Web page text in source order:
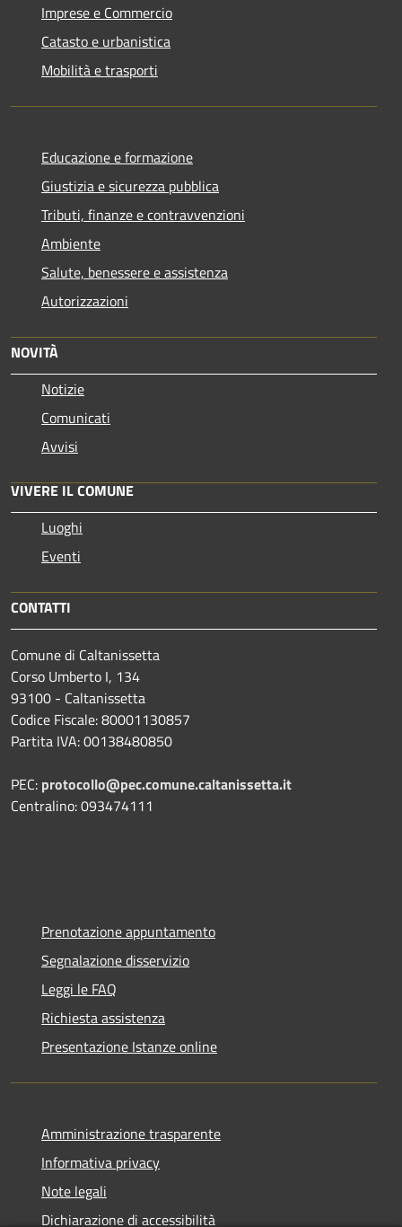
Imprese e Commercio
Catasto e urbanistica
Mobilità e trasporti
Educazione e formazione
Giustizia e sicurezza pubblica
Tributi, finanze e contravvenzioni
Ambiente
Salute, benessere e assistenza
Autorizzazioni
NOVITÀ
Notizie
Comunicati
Avvisi
VIVERE IL COMUNE
Luoghi
Eventi
CONTATTI
Comune di Caltanissetta
Corso Umberto I, 134
93100 - Caltanissetta
Codice Fiscale: 80001130857
Partita IVA: 00138480850
PEC: protocollo@pec.comune.caltanissetta.it
Centralino: 093474111
Prenotazione appuntamento
Segnalazione disservizio
Leggi le FAQ
Richiesta assistenza
Presentazione Istanze online
Amministrazione trasparente
Informativa privacy
Note legali
Dichiarazione di accessibilità